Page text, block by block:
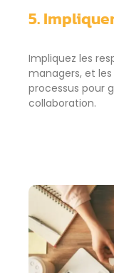
5.
Impliquez les
managers, et
processus pour
collaboration.